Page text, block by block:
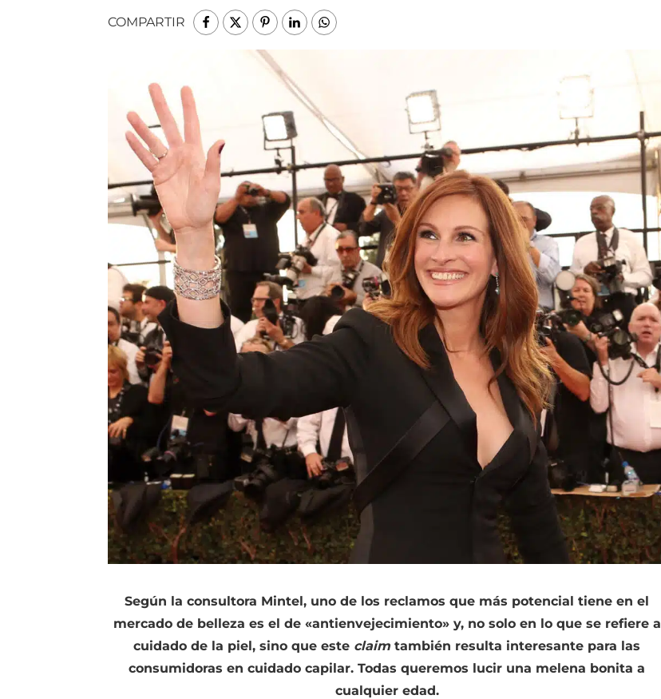
COMPARTIR
Según la consultora Mintel, uno de los reclamos que más potencial tiene en el
mercado de belleza es el de «antienvejecimiento» y, no solo en lo que se refiere a
cuidado de la piel, sino que este claim también resulta interesante para las
consumidoras en cuidado capilar. Todas queremos lucir una melena bonita a
cualquier edad.